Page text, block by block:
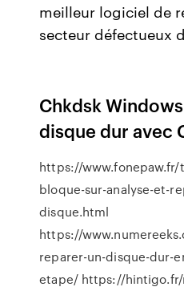
meilleur logiciel de
secteur défectueux
Chkdsk
disque dur avec
https://
bloque-sur-analyse-et-
disque.html
https://
reparer-un-disque-dur-
etape/ https://